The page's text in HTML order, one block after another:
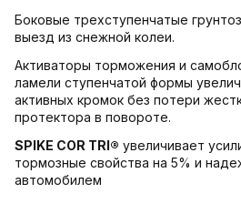
Боковые трехступенчатые
выезд из снежной колеи.
Активаторы торможения и
ламели ступенчатой формы
активных кромок без потери
протектора в повороте.
SPIKE COR TRI® увеличивает
тормозные свойства на 5% и
автомобилем